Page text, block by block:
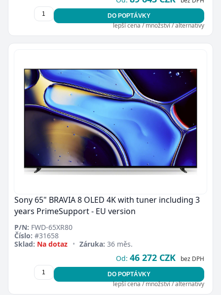
DO POPTÁVKY
lepší cena / množství / alternativy
Sony 65" BRAVIA 8 OLED 4K with tuner including 3
years PrimeSupport - EU version
P/N: FWD-65XR80
Číslo: #31658
Sklad: Na dotaz • Záruka: 36 měs.
Od: 46 272 CZK bez DPH
DO POPTÁVKY
lepší cena / množství / alternativy